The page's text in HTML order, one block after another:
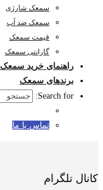
سمعک شارژی
سمعک ضد آب
قیمت سمعک
گارانتی سمعک
راهنمای خرید سمعک
برندهای سمعک
Search for:
تماس با ما
کانال تلگرام